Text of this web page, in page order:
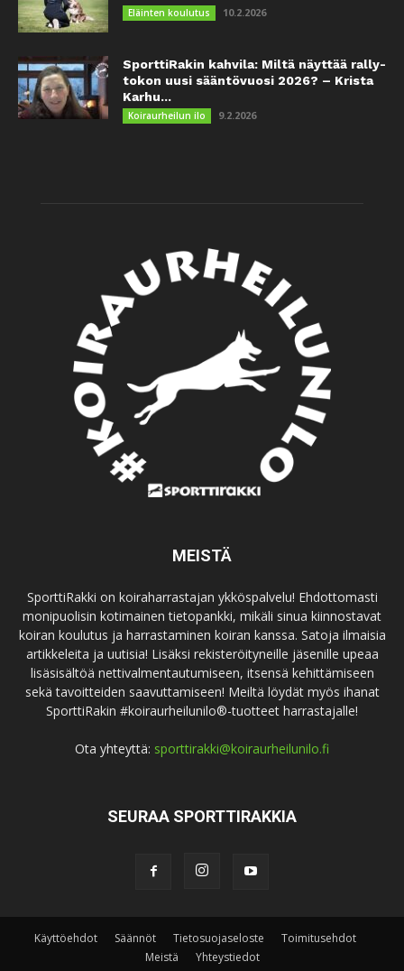
Eläinten koulutus 10.2.2026
SporttiRakin kahvila: Miltä näyttää rally-
tokon uusi sääntövuosi 2026? – Krista
Karhu...
Koiraurheilun ilo 9.2.2026
MEISTÄ
SporttiRakki on koiraharrastajan ykköspalvelu! Ehdottomasti
monipuolisin kotimainen tietopankki, mikäli sinua kiinnostavat
koiran koulutus ja harrastaminen koiran kanssa. Satoja ilmaisia
artikkeleita ja uutisia! Lisäksi rekisteröityneille jäsenille upeaa
lisäsisältöä nettivalmentautumiseen, itsensä kehittämiseen
sekä tavoitteiden saavuttamiseen! Meiltä löydät myös ihanat
SporttiRakin #koiraurheilunilo®-tuotteet harrastajalle!
Ota yhteyttä: sporttirakki@koiraurheilunilo.fi
SEURAA SPORTTIRAKKIA
Käyttöehdot Säännöt Tietosuojaseloste
Toimitusehdot
Meistä
Yhteystiedot